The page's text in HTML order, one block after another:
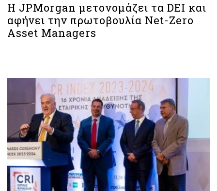
Η JPMorgan μετονομάζει τα DEI και
αφήνει την πρωτοβουλία Net-Zero
Asset Managers